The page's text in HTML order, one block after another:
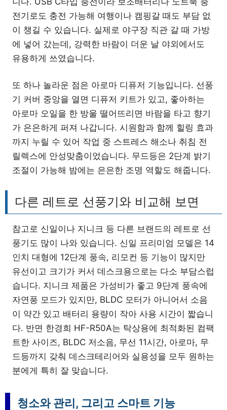
전기로도 충전 가능해 여행이나 캠핑갈 때도 부담 없
이 챙길 수 있습니다. 실제로 야구장 직관 갈 때 가방
에 넣어 갔는데, 강력한 바람이 더운 날 야외에서도
유용하게 쓰였습니다.
또 하나 놀라운 점은 아로마 디퓨저 기능입니다. 선풍
기 커버 중앙을 열면 디퓨저 키트가 있고, 좋아하는
아로마 오일을 한 방울 떨어뜨리면 바람을 타고 향기
가 은은하게 퍼져 나갑니다. 시원함과 함께 힐링 효과
까지 누릴 수 있어 작업 중 스트레스 해소나 취침 전
릴렉스에 안성맞춤이었습니다. 무드등은 2단계 밝기
조절이 가능해 밤에는 은은한 조명 역할도 해줍니다.
다른 레트로 선풍기와 비교해 보면
참고로 신일이나 지니크 등 다른 브랜드의 레트로 선
풍기도 많이 나와 있습니다. 신일 프리미엄 모델은 14
인치 대형에 12단계 풍속, 리모컨 등 기능이 많지만
유선이고 크기가 커서 데스크용으로는 다소 부담스럽
습니다. 지니크 제품은 가성비가 좋고 9단계 풍속에
자연풍 모드가 있지만, BLDC 모터가 아니어서 소음
이 약간 있고 배터리 용량이 작아 사용 시간이 짧습니
다. 반면 한경희 HF-R50A는 탁상용에 최적화된 컴팩
트한 사이즈, BLDC 저소음, 무선 11시간, 아로마, 무
드등까지 갖춰 데스크테리어와 실용성을 모두 원하는
분에게 특히 잘 맞습니다.
청소와 관리, 그리고 스마트 기능